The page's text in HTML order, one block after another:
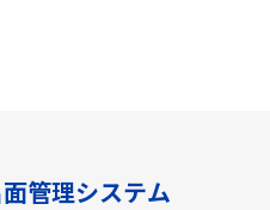
管理システム